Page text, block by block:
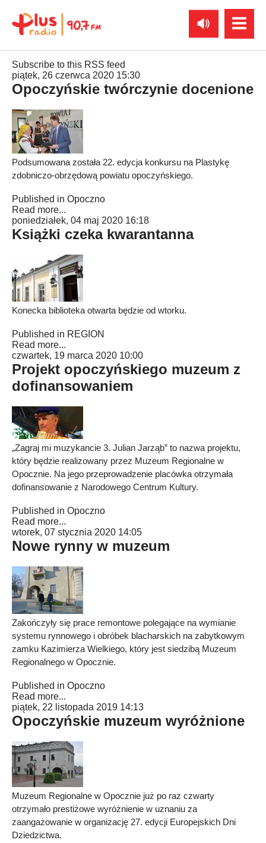
Subscribe to this RSS feed
piątek, 26 czerwca 2020 15:30
Opoczyńskie twórczynie docenione
Podsumowana została 22. edycja konkursu na Plastykę
zdobniczo-obrzędową powiatu opoczyńskiego.
Published in Opoczno
Read more...
poniedziałek, 04 maj 2020 16:18
Książki czeka kwarantanna
Konecka biblioteka otwarta będzie od wtorku.
Published in REGION
Read more...
czwartek, 19 marca 2020 10:00
Projekt opoczyńskiego muzeum z
dofinansowaniem
„Zagraj mi muzykancie 3. Julian Jarząb” to nazwa projektu,
który będzie realizowany przez Muzeum Regionalne w
Opocznie. Na jego przeprowadzenie placówka otrzymała
dofinansowanie z Narodowego Centrum Kultury.
Published in Opoczno
Read more...
wtorek, 07 stycznia 2020 14:05
Nowe rynny w muzeum
Zakończyły się prace remontowe polegające na wymianie
systemu rynnowego i obróbek blacharskich na zabytkowym
zamku Kazimierza Wielkiego, który jest siedzibą Muzeum
Regionalnego w Opocznie.
Published in Opoczno
Read more...
piątek, 22 listopada 2019 14:13
Opoczyńskie muzeum wyróżnione
Muzeum Regionalne w Opocznie już po raz czwarty
otrzymało prestiżowe wyróżnienie w uznaniu za
zaangażowanie w organizację 27. edycji Europejskich Dni
Dziedzictwa.